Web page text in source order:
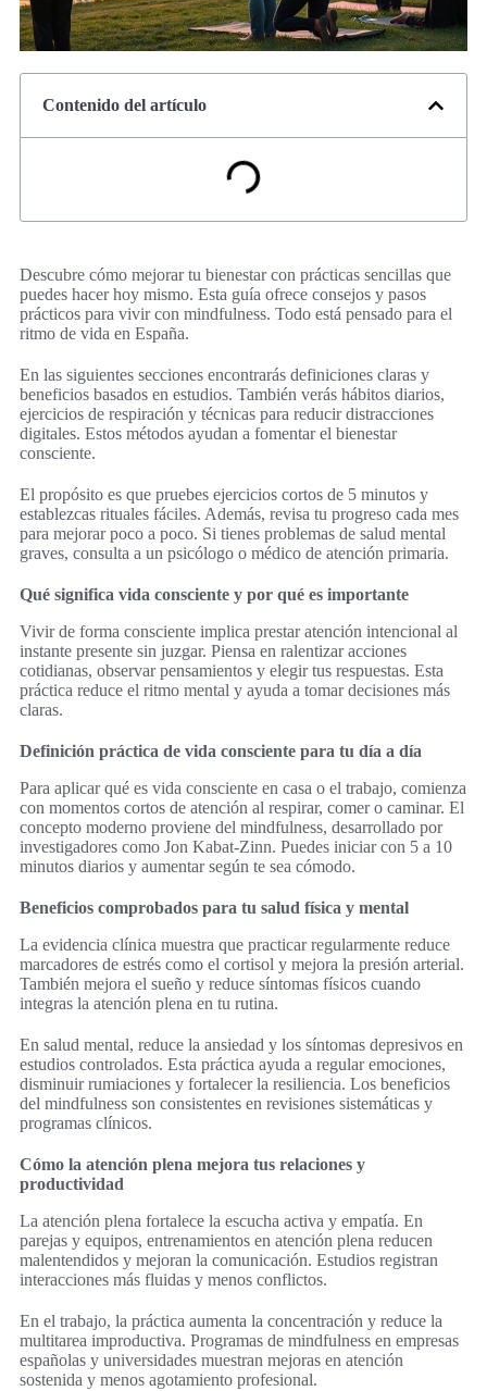
Contenido del artículo
Descubre cómo mejorar tu bienestar con prácticas sencillas que
puedes hacer hoy mismo. Esta guía ofrece consejos y pasos
prácticos para vivir con mindfulness. Todo está pensado para el
ritmo de vida en España.
En las siguientes secciones encontrarás definiciones claras y
beneficios basados en estudios. También verás hábitos diarios,
ejercicios de respiración y técnicas para reducir distracciones
digitales. Estos métodos ayudan a fomentar el bienestar
consciente.
El propósito es que pruebes ejercicios cortos de 5 minutos y
establezcas rituales fáciles. Además, revisa tu progreso cada mes
para mejorar poco a poco. Si tienes problemas de salud mental
graves, consulta a un psicólogo o médico de atención primaria.
Qué significa vida consciente y por qué es importante
Vivir de forma consciente implica prestar atención intencional al
instante presente sin juzgar. Piensa en ralentizar acciones
cotidianas, observar pensamientos y elegir tus respuestas. Esta
práctica reduce el ritmo mental y ayuda a tomar decisiones más
claras.
Definición práctica de vida consciente para tu día a día
Para aplicar qué es vida consciente en casa o el trabajo, comienza
con momentos cortos de atención al respirar, comer o caminar. El
concepto moderno proviene del mindfulness, desarrollado por
investigadores como Jon Kabat-Zinn. Puedes iniciar con 5 a 10
minutos diarios y aumentar según te sea cómodo.
Beneficios comprobados para tu salud física y mental
La evidencia clínica muestra que practicar regularmente reduce
marcadores de estrés como el cortisol y mejora la presión arterial.
También mejora el sueño y reduce síntomas físicos cuando
integras la atención plena en tu rutina.
En salud mental, reduce la ansiedad y los síntomas depresivos en
estudios controlados. Esta práctica ayuda a regular emociones,
disminuir rumiaciones y fortalecer la resiliencia. Los beneficios
del mindfulness son consistentes en revisiones sistemáticas y
programas clínicos.
Cómo la atención plena mejora tus relaciones y
productividad
La atención plena fortalece la escucha activa y empatía. En
parejas y equipos, entrenamientos en atención plena reducen
malentendidos y mejoran la comunicación. Estudios registran
interacciones más fluidas y menos conflictos.
En el trabajo, la práctica aumenta la concentración y reduce la
multitarea improductiva. Programas de mindfulness en empresas
españolas y universidades muestran mejoras en atención
sostenida y menos agotamiento profesional.